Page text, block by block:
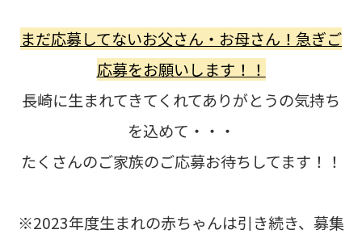
まだ応募してないお父さん・お母さん！急ぎご
応募をお願いします！！
長崎に生まれてきてくれてありがとうの気持ち
を込めて・・・
たくさんのご家族のご応募お待ちしてます！！
※2023年度生まれの赤ちゃんは引き続き、募集